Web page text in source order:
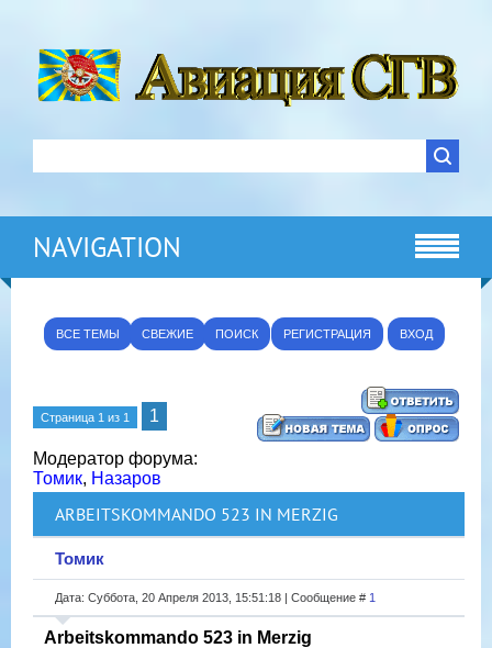
NAVIGATION
ВСЕ ТЕМЫ СВЕЖИЕ ПОИСК РЕГИСТРАЦИЯ ВХОД
Страница 1 из 1 1
Модератор форума:
Томик, Назаров
ARBEITSKOMMANDO 523 IN MERZIG
Томик
Дата: Суббота, 20 Апреля 2013, 15:51:18 | Сообщение # 1
Arbeitskommando 523 in Merzig